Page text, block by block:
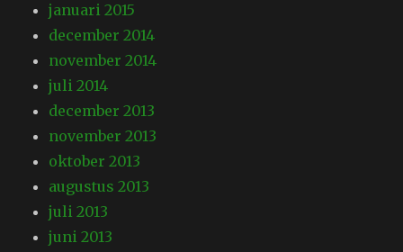
januari 2015
december 2014
november 2014
juli 2014
december 2013
november 2013
oktober 2013
augustus 2013
juli 2013
juni 2013